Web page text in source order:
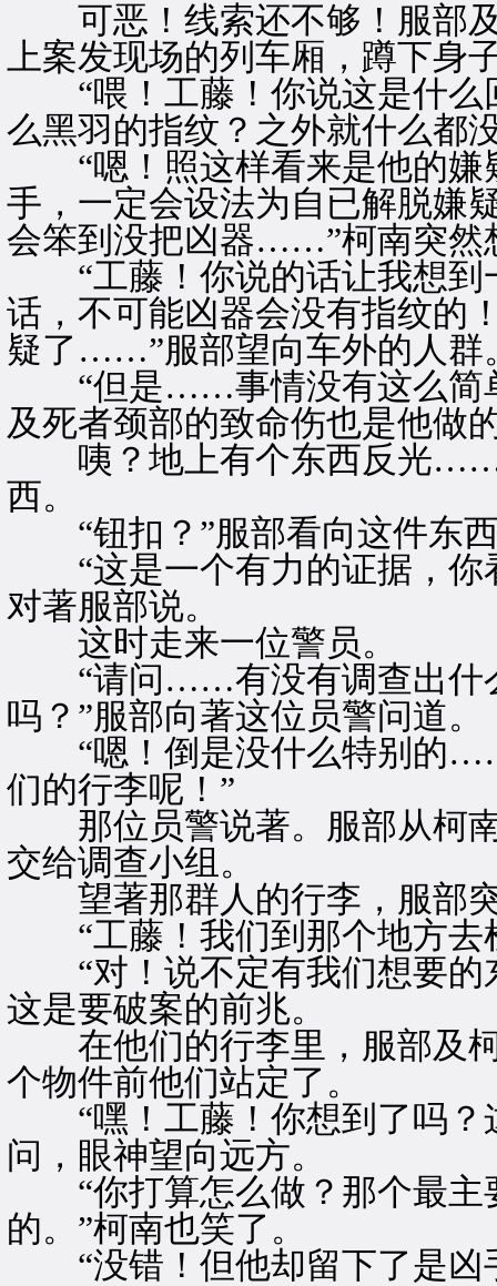
可恶！线索还不够！服部及
上案发现场的列车厢，蹲下身
“喂！工藤！你说这是什么
么黑羽的指纹？之外就什么
“嗯！照这样看来是他的嫌
手，一定会设法为自已解脱
会笨到没把凶器……”柯南突然
“工藤！你说的话让我想到
话，不可能凶器会没有指纹的
疑了……”服部望向车外的人群
“但是……事情没有这么简单
及死者颈部的致命伤也是他做
咦？地上有个东西反光……
西。
“钮扣？”服部看向这件东
“这是一个有力的证据，你
对著服部说。
这时走来一位警员。
“请问……有没有调查出什
吗？”服部向著这位员警问道。
“嗯！倒是没什么特别的……
们的行李呢！”
那位员警说著。服部从柯南
交给调查小组。
望著那群人的行李，服部
“工藤！我们到那个地方去
“对！说不定有我们想要的
这是要破案的前兆。
在他们的行李里，服部及柯
个物件前他们站定了。
“嘿！工藤！你想到了吗？
问，眼神望向远方。
“你打算怎么做？那个最主
的。”柯南也笑了。
“没错！但他却留下了是凶